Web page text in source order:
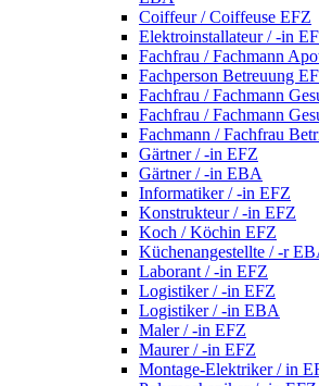
Coiffeur / Coiffeuse EFZ
Elektroinstallateur / -in
Fachfrau / Fachmann
Fachperson Betreuung
Fachfrau / Fachmann
Fachfrau / Fachmann
Fachmann / Fachfrau
Gärtner / -in EFZ
Gärtner / -in EBA
Informatiker / -in EFZ
Konstrukteur / -in EFZ
Koch / Köchin EFZ
Küchenangestellte / -r
Laborant / -in EFZ
Logistiker / -in EFZ
Logistiker / -in EBA
Maler / -in EFZ
Maurer / -in EFZ
Montage-Elektriker / in